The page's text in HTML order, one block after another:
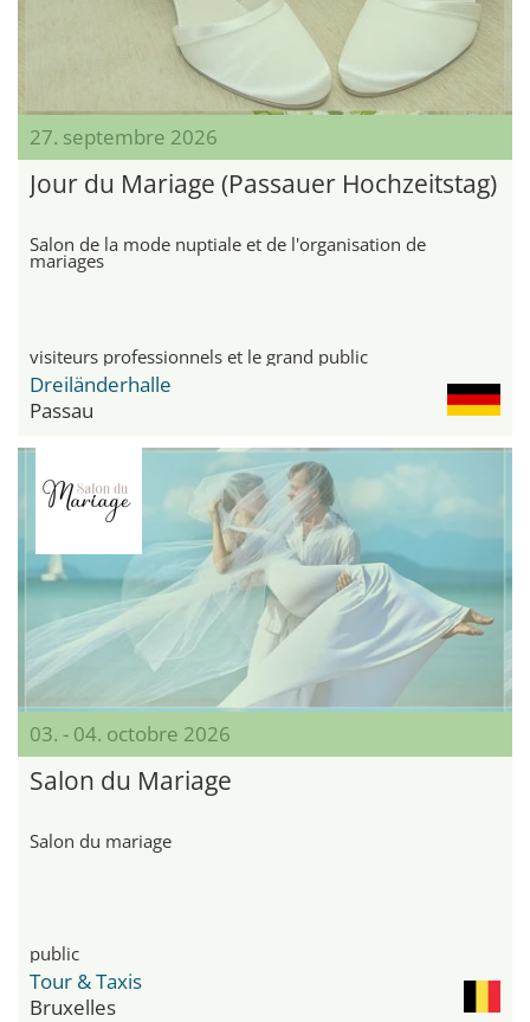
27. septembre 2026
Jour du Mariage (Passauer Hochzeitstag)
Salon de la mode nuptiale et de l'organisation de
mariages
visiteurs professionnels et le grand public
Dreiländerhalle
Passau
03. - 04. octobre 2026
Salon du Mariage
Salon du mariage
public
Tour & Taxis
Bruxelles